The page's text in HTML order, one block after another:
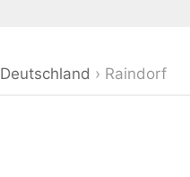
Deutschland › Raindorf